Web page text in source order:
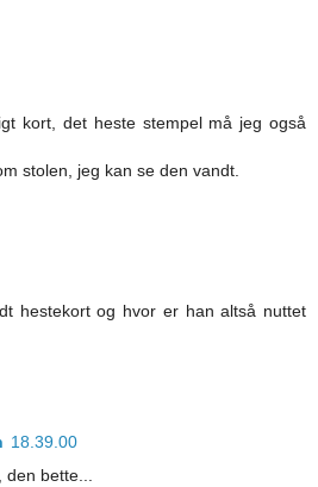
kort, det heste stempel må jeg også
stolen, jeg kan se den vandt.
hestekort og hvor er han altså nuttet
18.39.00
bette...